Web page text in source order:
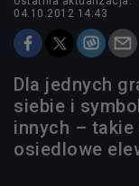
04.10.2012 14:43
Dla jednych
siebie i
innych – takie
osiedlowe